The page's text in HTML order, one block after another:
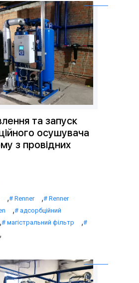
та запуск
осушувача
з провідних
, Renner ,
Renner
,
адсорбційний
, магістральний фільтр ,
,